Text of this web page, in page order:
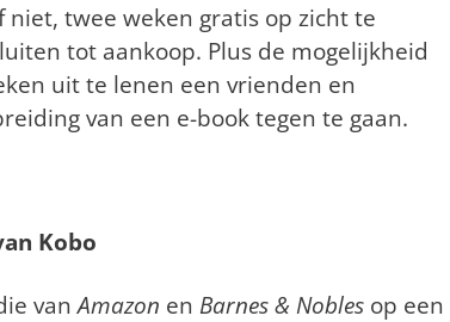
twee weken gratis op zicht te
tot aankoop. Plus de mogelijkheid
uit te lenen een vrienden en
van een e-book tegen te gaan.
Kobo
vanAmazon en Barnes & Nobles op een